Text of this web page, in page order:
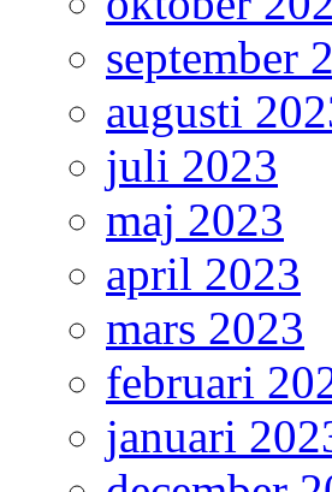
september
augusti
juli 2023
maj 2023
april 2023
mars 2023
februari
januari